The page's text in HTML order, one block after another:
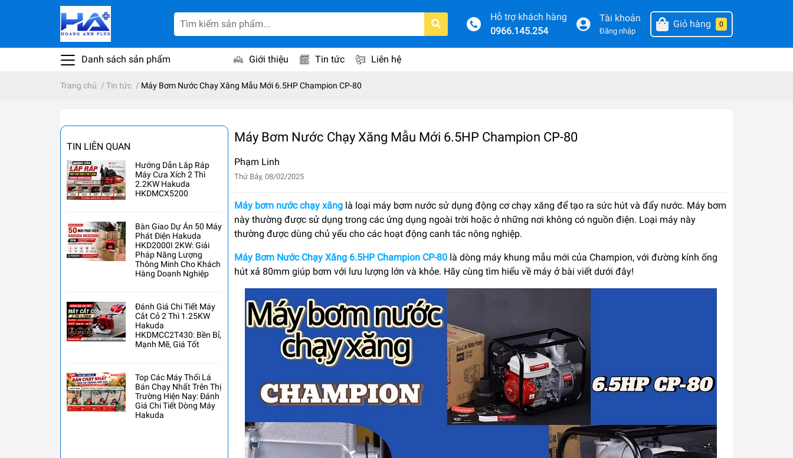
Hỗ trợ khách hàng
0966.145.254
Tài khoản
Đăng nhập
Giỏ hàng 0
Danh sách sản phẩm Giới thiệu Tin tức Liên hệ
Trang chủ / Tin tức / Máy Bơm Nước Chạy Xăng Mẫu Mới 6.5HP Champion CP-80
TIN LIÊN QUAN
Hướng Dẫn Lắp Ráp
Máy Cưa Xích 2 Thì
2.2KW Hakuda
HKDMCX5200
Bàn Giao Dự Án 50 Máy
Phát Điện Hakuda
HKD2000I 2KW: Giải
Pháp Năng Lượng
Thông Minh Cho Khách
Hàng Doanh Nghiệp
Đánh Giá Chi Tiết Máy
Cắt Cỏ 2 Thì 1.25KW
Hakuda
HKDMCC2T430: Bền Bỉ,
Mạnh Mẽ, Giá Tốt
Top Các Máy Thổi Lá
Bán Chạy Nhất Trên Thị
Trường Hiện Nay: Đánh
Giá Chi Tiết Dòng Máy
Hakuda
Máy Bơm Nước Chạy Xăng Mẫu Mới 6.5HP Champion CP-80
Phạm Linh
Thứ Bảy, 08/02/2025
Máy bơm nước chạy xăng là loại máy bơm nước sử dụng động cơ chạy xăng để tạo ra sức hút và đẩy nước. Máy bơm
này thường được sử dụng trong các ứng dụng ngoài trời hoặc ở những nơi không có nguồn điện. Loại máy này
thường được dùng chủ yếu cho các hoạt động canh tác nông nghiệp.
Máy Bơm Nước Chạy Xăng 6.5HP Champion CP-80 là dòng máy khung mẫu mới của Champion, với đường kính ống
hút xả 80mm giúp bơm với lưu lượng lớn và khỏe. Hãy cùng tìm hiểu về máy ở bài viết dưới đây!